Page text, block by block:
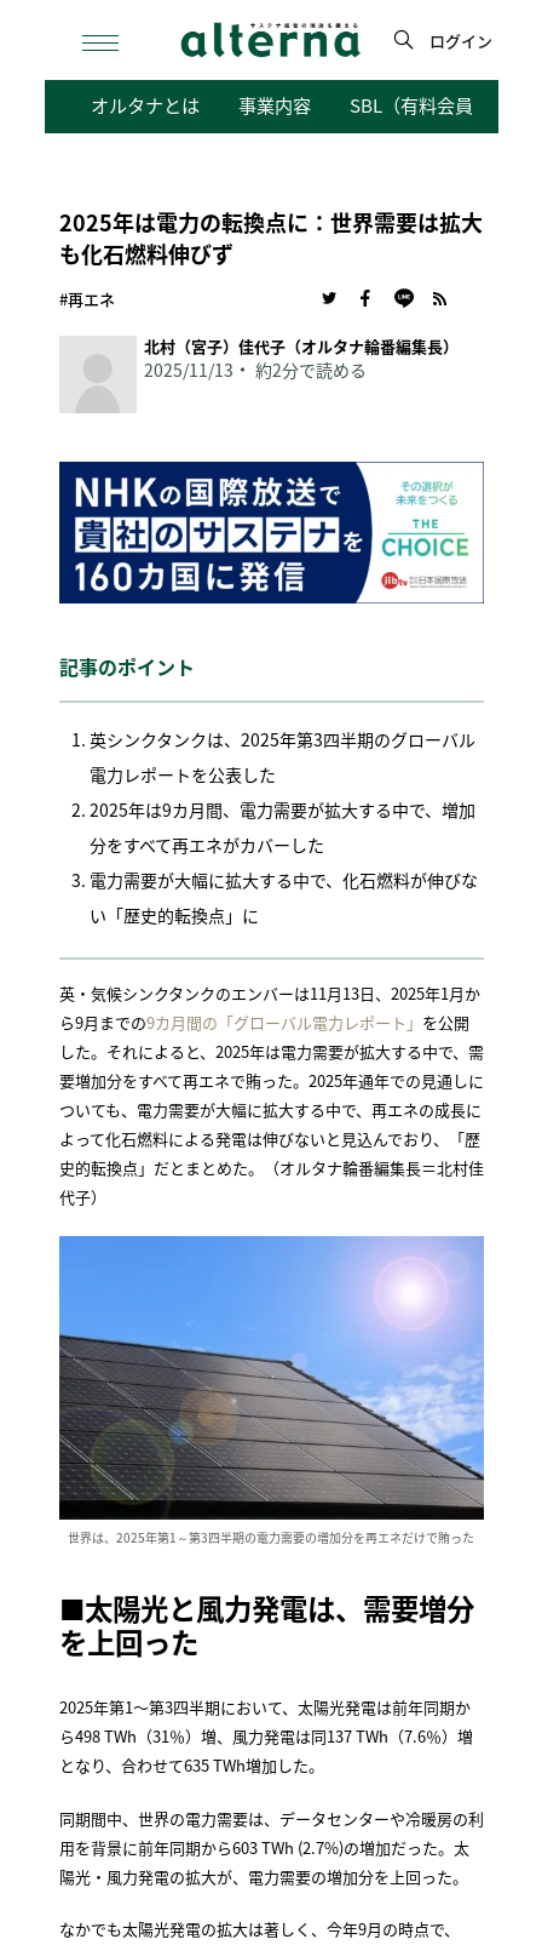
検
ログイン
オルタナとは 事業内容 SBL（有料会員向けサ
2025年は電力の転換点に：世界需要は拡大
も化石燃料伸びず
#再エネ
北村（宮子）佳代子（オルタナ輪番編集長）
2025/11/13 約2分で読める
記事のポイント
英シンクタンクは、2025年第3四半期のグローバル
電力レポートを公表した
2025年は9カ月間、電力需要が拡大する中で、増加
分をすべて再エネがカバーした
電力需要が大幅に拡大する中で、化石燃料が伸びな
い「歴史的転換点」に
英・気候シンクタンクのエンバーは11月13日、2025年1月か
ら9月までの9カ月間の「グローバル電力レポート」 を公開
した。それによると、2025年は電力需要が拡大する中で、需
要増加分をすべて再エネで賄った。2025年通年での見通しに
ついても、電力需要が大幅に拡大する中で、再エネの成長に
よって化石燃料による発電は伸びないと見込んでおり、「歴
史的転換点」だとまとめた。（オルタナ輪番編集長＝北村佳
代子）
世界は、2025年第1～第3四半期の電力需要の増加分を再エネだけで賄った
■太陽光と風力発電は、需要増分
を上回った
2025年第1〜第3四半期において、太陽光発電は前年同期か
ら498 TWh（31％）増、風力発電は同137 TWh（7.6％）増
となり、合わせて635 TWh増加した。
同期間中、世界の電力需要は、データセンターや冷暖房の利
用を背景に前年同期から603 TWh (2.7%)の増加だった。太
陽光・風力発電の拡大が、電力需要の増加分を上回った。
なかでも太陽光発電の拡大は著しく、今年9月の時点で、